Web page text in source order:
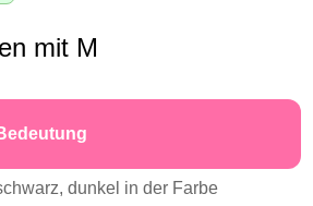
mit M
dunkel in der Farbe